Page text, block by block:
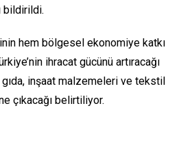
bildirildi.
hem bölgesel ekonomiye katkı
ihracat gücünü artıracağı
inşaat malzemeleri ve tekstil
çıkacağı belirtiliyor.